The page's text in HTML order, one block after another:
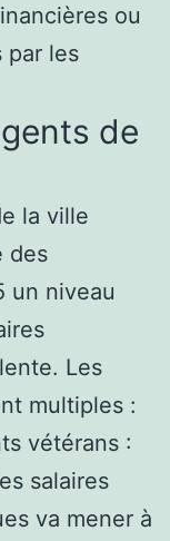
ou
par les
de
la ville
des
un niveau
Les
multiples :
vétérans :
salaires
va mener à